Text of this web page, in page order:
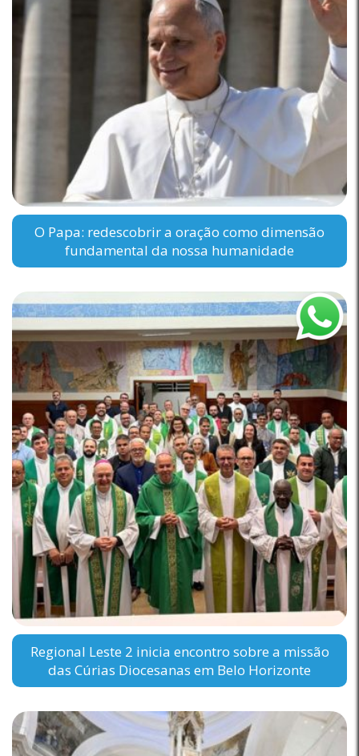
O Papa: redescobrir a oração como dimensão
fundamental da nossa humanidade
Regional Leste 2 inicia encontro sobre a missão
das Cúrias Diocesanas em Belo Horizonte